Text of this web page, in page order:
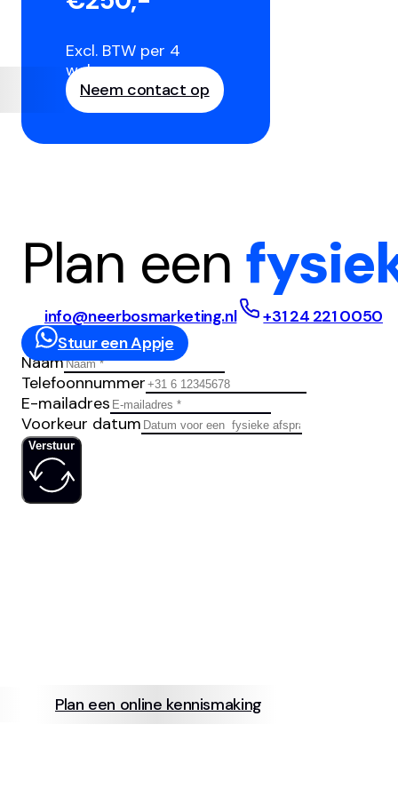
Excl. BTW per 4
weken
Neem contact op
Plan een
info@neerbosmarketing.nl
+31 24 221 0050
Stuur een Appje
Naam
Telefoonnummer
E-mailadres
Voorkeur datum
Verstuur
Plan een online kennismaking